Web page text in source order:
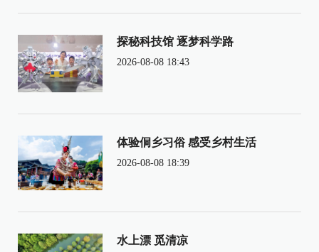
探秘科技馆 逐梦科学路
2026-08-08 18:43
体验侗乡习俗 感受乡村生活
2026-08-08 18:39
水上漂 觅清凉